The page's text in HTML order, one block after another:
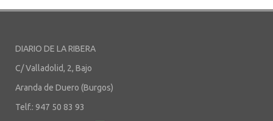
DIARIO DE LA RIBERA
C/ Valladolid, 2, Bajo
Aranda de Duero (Burgos)
Telf.: 947 50 83 93